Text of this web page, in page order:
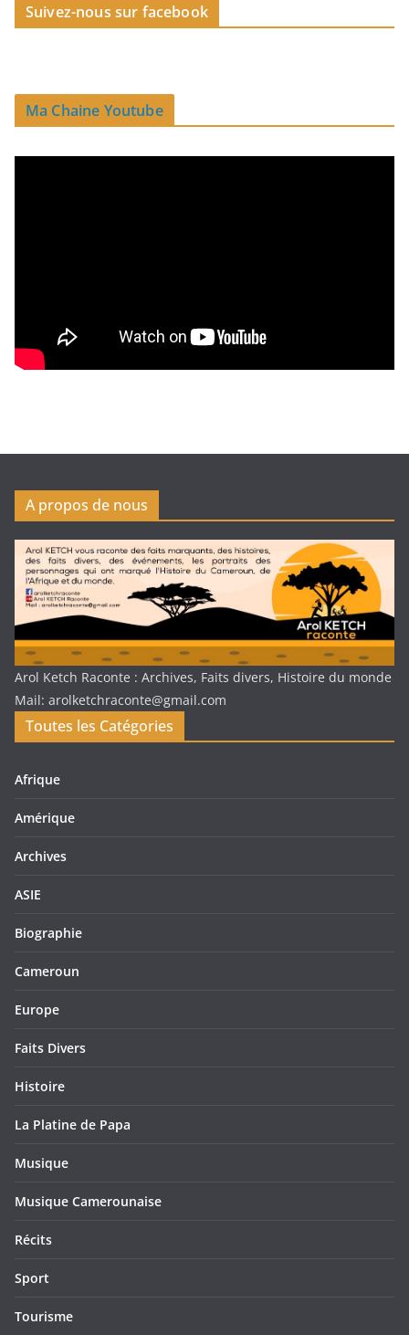
Suivez-nous sur facebook
Ma Chaine Youtube
A propos de nous
Arol Ketch Raconte : Archives, Faits divers, Histoire du monde
Mail: arolketchraconte@gmail.com
Toutes les Catégories
Afrique
Amérique
Archives
ASIE
Biographie
Cameroun
Europe
Faits Divers
Histoire
La Platine de Papa
Musique
Musique Camerounaise
Récits
Sport
Tourisme